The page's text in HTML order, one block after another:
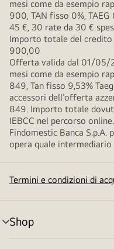
mesi come da esempio
900, TAN fisso 0%,
45 €, 30 rate da 30 €
Importo totale del credito
900,00
Offerta valida dal 01/
mesi come da esempio
849, Tan fisso 9,53%
accessori dell’offerta
849. Importo totale
IEBCC nel percorso
Findomestic Banca S.p.A.
opera quale
Termini e condizioni di
Shop
Attivazione
menu